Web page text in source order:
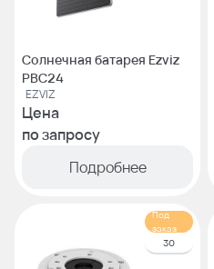
Солнечная батарея Ezviz
PBC24
EZVIZ
Цена
по запросу
Подробнее
Под
заказ
30